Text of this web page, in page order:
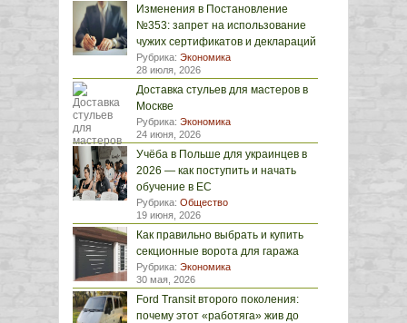
Изменения в Постановление
№353: запрет на использование
чужих сертификатов и деклараций
Рубрика: Экономика
28 июля, 2026
Доставка стульев для мастеров в
Москве
Рубрика: Экономика
24 июня, 2026
Учёба в Польше для украинцев в
2026 — как поступить и начать
обучение в ЕС
Рубрика: Общество
19 июня, 2026
Как правильно выбрать и купить
секционные ворота для гаража
Рубрика: Экономика
30 мая, 2026
Ford Transit второго поколения:
почему этот «работяга» жив до